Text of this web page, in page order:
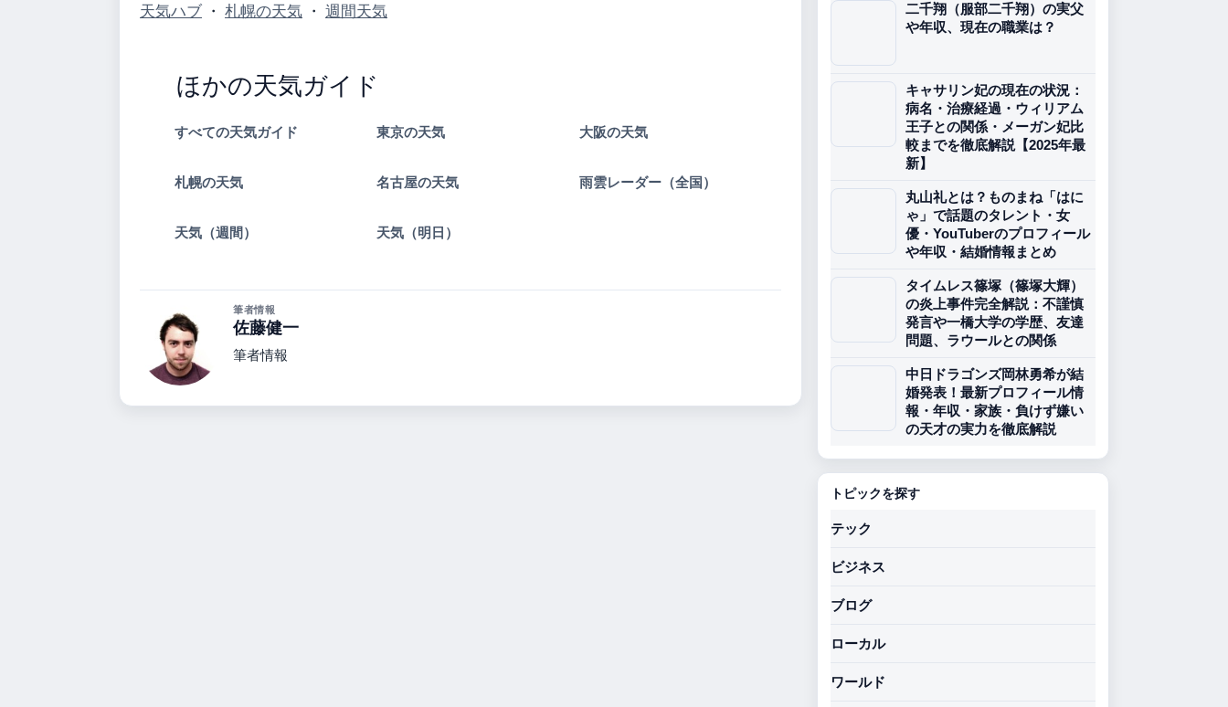
天気ハブ ・ 札幌の天気 ・ 週間天気
ほかの天気ガイド
すべての天気ガイド 東京の天気 大阪の天気
札幌の天気 名古屋の天気 雨雲レーダー（全国）
天気（週間） 天気（明日）
筆者情報
佐藤健一
筆者情報
二千翔（服部二千翔）の実父
や年収、現在の職業は？
キャサリン妃の現在の状況：
病名・治療経過・ウィリアム
王子との関係・メーガン妃比
較までを徹底解説【2025年最
新】
丸山礼とは？ものまね「はに
ゃ」で話題のタレント・女
優・YouTuberのプロフィール
や年収・結婚情報まとめ
タイムレス篠塚（篠塚大輝）
の炎上事件完全解説：不謹慎
発言や一橋大学の学歴、友達
問題、ラウールとの関係
中日ドラゴンズ岡林勇希が結
婚発表！最新プロフィール情
報・年収・家族・負けず嫌い
の天才の実力を徹底解説
トピックを探す
テック
ビジネス
ブログ
ローカル
ワールド